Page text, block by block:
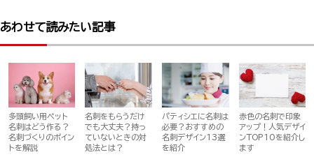
あわせて読みたい記事
多頭飼い用ペット
名刺はどう作る？
名刺づくりのポイン
トを解説
名刺をもらうだけ
でも大丈夫？持っ
ていないときの対
処法とは？
パティシエに名刺は
必要？おすすめの
名刺デザイン13選
を紹介
赤色の名刺で印象
アップ！人気デザイ
ンTOP10を紹介し
ます